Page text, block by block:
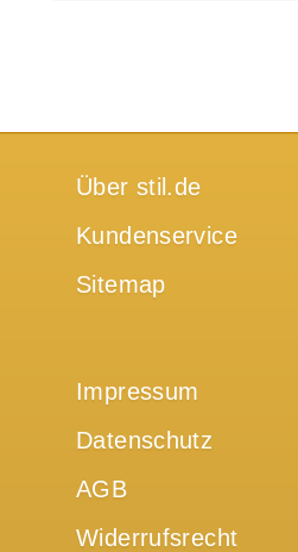
Über stil.de
Kundenservice
Sitemap
Impressum
Datenschutz
AGB
Widerrufsrecht